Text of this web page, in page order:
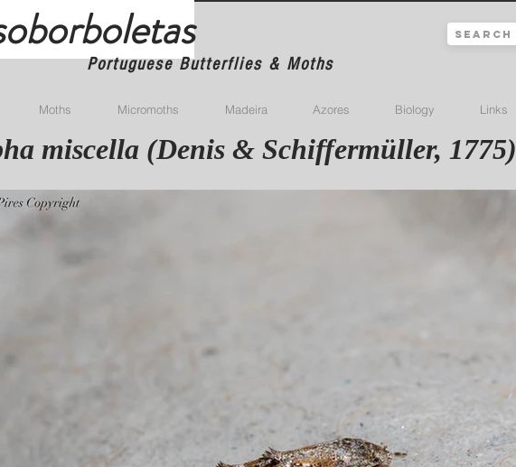
Portuguese Butterflies & Moths
Moths Micromoths Madeira Azores Biology Links
miscella (Denis & Schiffermüller, 1775)